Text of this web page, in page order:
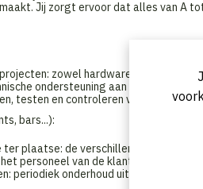
Jij zorgt ervoor dat alles van A
zowel hardware- als
ondersteuning aan klanten via
testen en controleren van
bars...):
plaatse: de verschillende systemen
personeel van de klant in het gebruik
periodiek onderhoud uitvoeren en